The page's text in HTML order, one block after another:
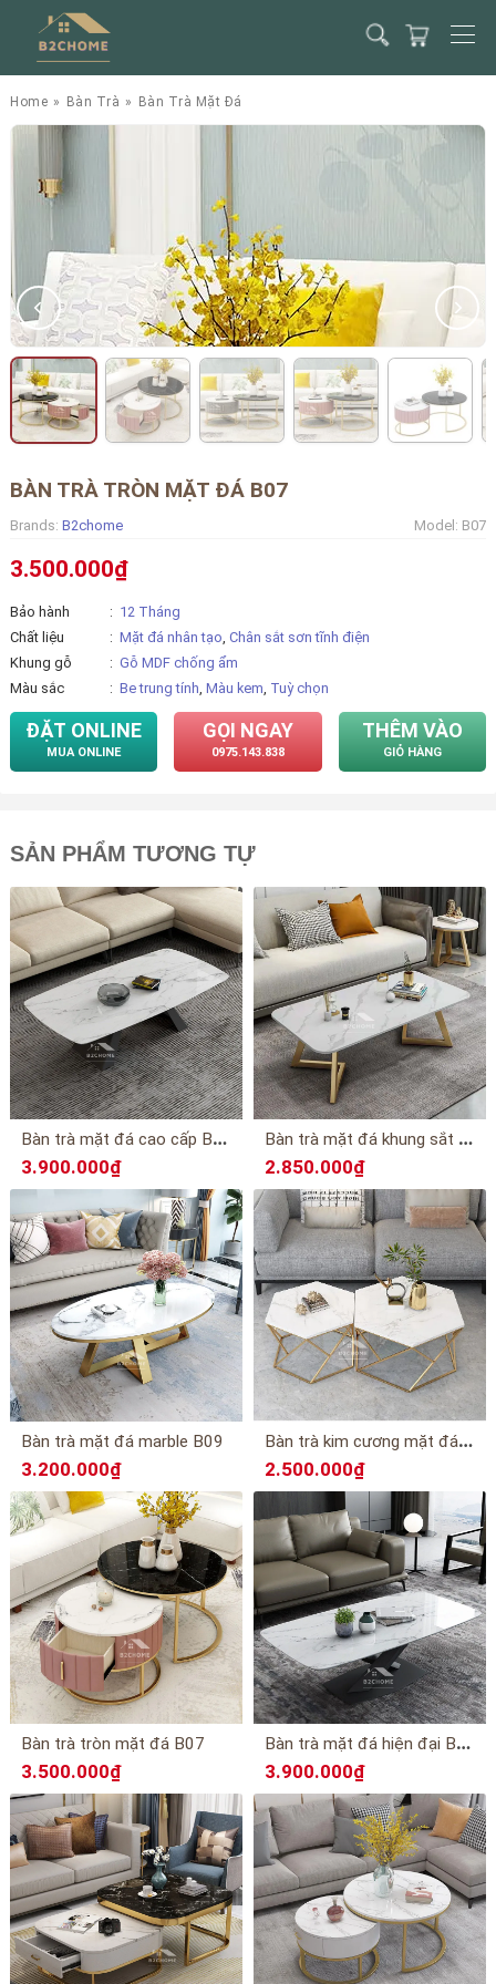
Home » Bàn Trà » Bàn Trà Mặt Đá
BÀN TRÀ TRÒN MẶT ĐÁ B07
Brands: B2chome Model: B07
3.500.000₫
Bảo hành
12 Tháng
Chất liệu
Mặt đá nhân tạo, Chân sắt sơn tĩnh điện
Khung gỗ
Gỗ MDF chống ẩm
Màu sắc
Be trung tính, Màu kem, Tuỳ chọn
ĐẶT ONLINE
MUA ONLINE
GỌI NGAY
0975.143.838
THÊM VÀO
GIỎ HÀNG
SẢN PHẨM TƯƠNG TỰ
B
àn trà mặt đá cao cấp B12
3.900.000₫
B
àn trà mặt đá khung sắt B11
2.850.000₫
Bàn trà mặt đá marble B09
3.200.000₫
B
àn trà kim cương mặt đá B08
2.500.000₫
Bàn trà tròn mặt đá B07
3.500.000₫
B
àn trà mặt đá hiện đại B06
3.900.000₫